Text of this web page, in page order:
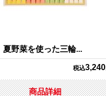
野菜を使った三輪...
税込3,240
商品詳細